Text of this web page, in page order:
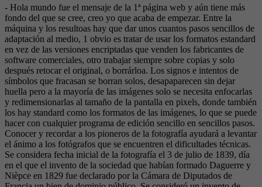
- Hola mundo fue el mensaje de la 1ª página web y aún tiene más
fondo del que se cree, creo yo que acaba de empezar. Entre la
máquina y los resultoas hay que dar unos cuantos pasos sencillos de
adaptación al medio, 1 obvio es tratar de usar los formatos estandard
en vez de las versiones encriptadas que venden los fabricantes de
software comerciales, otro trabajar siempre sobre copias y solo
después retocar el original, o borrárloa. Los signos e intentos de
símbolos que fracasan se borran solos, desapaparecen sin dejar
huella pero a la mayoría de las imágenes solo se necesita enfocarlas
y redimensionarlas al tamaño de la pantalla en pixels, donde también
los hay standard como los formatos de las imágenes, lo que se puede
hacer con cualquier programa de edición sencillo en sencillos pasos.
Conocer y recordar a los pioneros de la fotografía ayudará a levantar
el ánimo a los fotógrafos que se encuentren el dificultades técnicas.
Se considera fecha inicial de la fotografía el 3 de julio de 1839, día
en el que el invento de la sociedad que habían formado Daguerre y
Nièpce en 1829 fue declarado por la Cámara de Diputados de